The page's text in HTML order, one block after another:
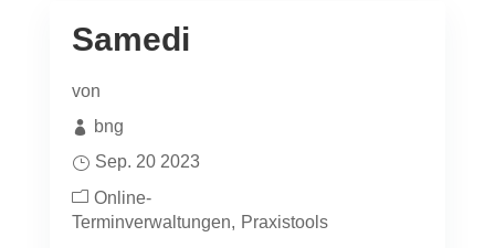
Samedi
von
bng
Sep. 20 2023
Online-
Terminverwaltungen
Praxistools